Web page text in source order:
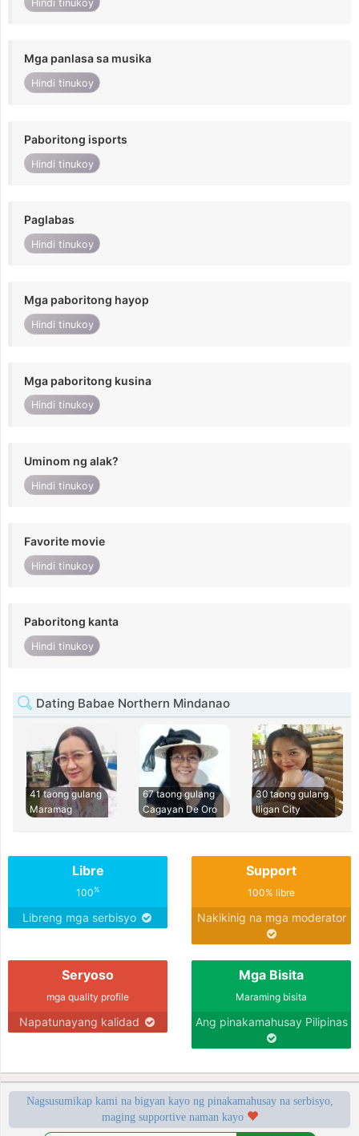
Hindi tinukoy
Mga panlasa sa musika
Hindi tinukoy
Paboritong isports
Hindi tinukoy
Paglabas
Hindi tinukoy
Mga paboritong hayop
Hindi tinukoy
Mga paboritong kusina
Hindi tinukoy
Uminom ng alak?
Hindi tinukoy
Favorite movie
Hindi tinukoy
Paboritong kanta
Hindi tinukoy
Dating Babae Northern Mindanao
41 taong gulang
Maramag
67 taong gulang
Cagayan De Oro
30 taong gulang
Iligan City
Libre
100%
Libreng mga serbisyo
Support
100% libre
Nakikinig na mga moderator
Seryoso
mga quality profile
Napatunayang kalidad
Mga Bisita
Maraming bisita
Ang pinakamahusay Pilipinas
Nagsusumikap kami na bigyan kayo ng pinakamahusay na serbisyo,
maging supportive naman kayo